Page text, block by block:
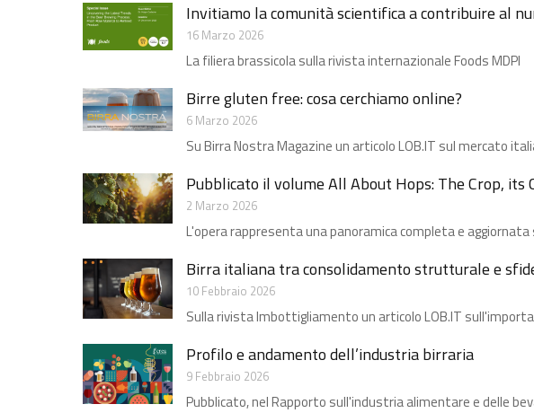
Invitiamo la comunità scientifica a contribuire al
16 Marzo 2026
La filiera brassicola sulla rivista internazionale Foods MDPI
Birre gluten free: cosa cerchiamo online?
6 Marzo 2026
Su Birra Nostra Magazine un articolo LOB.IT sul mercato
Pubblicato il volume All About Hops: The Crop,
2 Marzo 2026
L'opera rappresenta una panoramica completa e
Birra italiana tra consolidamento strutturale e
10 Febbraio 2026
Sulla rivista Imbottigliamento un articolo LOB.IT
Profilo e andamento dell’industria birraria​
9 Febbraio 2026
Pubblicato, nel Rapporto sull'industria alimentare e delle